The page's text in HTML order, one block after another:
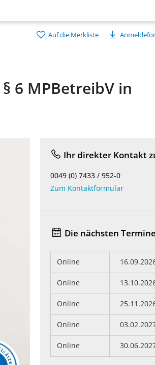
Auf die Merkliste
6 MPBetreibV in
Ihr direkter Kontakt
0049 (0) 7433 / 952-0
Zum Kontaktformular
Die nächsten
Online
Online
Online
Online
Online